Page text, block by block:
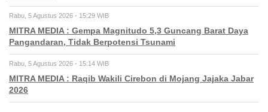
Rabu, 5 Agustus 2026 - 15:29 WIB
MITRA MEDIA : Gempa Magnitudo 5,3 Guncang Barat Daya
Pangandaran, Tidak Berpotensi Tsunami
Rabu, 5 Agustus 2026 - 15:14 WIB
MITRA MEDIA : Raqib Wakili Cirebon di Mojang Jajaka Jabar
2026